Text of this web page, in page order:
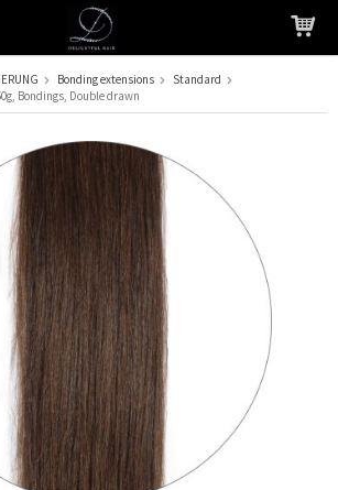
wurde in Ihren Warenkorb gelegt
Bonding extensions
Standard
Bondings, Double drawn